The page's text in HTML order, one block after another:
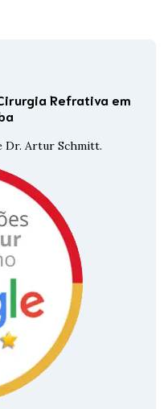
Refrativa em
Dr. Artur Schmitt.